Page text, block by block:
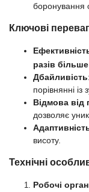
боронування
Ключові
разів
Дбайливість
порівнянні
Відмова від
дозволяє
висоту.
Технічні
Робочі